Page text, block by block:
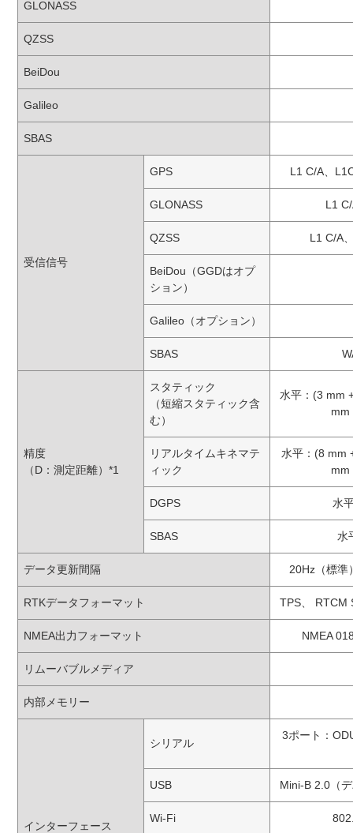
GLONASS
QZSS
BeiDou
Galileo
SBAS
受信信号
GPS L1 C/A、
GLONASS L1
QZSS L1 C/A
BeiDou（GGDはオプ
ション）
Galileo（オプション）
SBAS
精度
（D：測定距離）*1
スタティック
（短縮スタティック含
む）
水平：(3 mm
mm
リアルタイムキネマテ
ィック
水平：(8 mm
mm
DGPS 水
SBAS 水
データ更新間隔 20Hz（標準
RTKデータフォーマット TPS、 RTCM
NMEA出力フォーマット NMEA
リムーバブルメディア
内部メモリー
インターフェース
シリアル
3ポート：
USB Mini-B 2.0（
Wi-Fi